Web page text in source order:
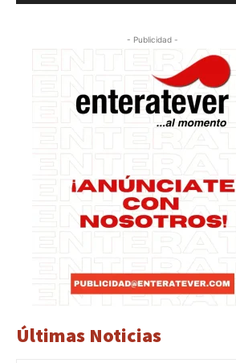
- Publicidad -
Últimas Noticias